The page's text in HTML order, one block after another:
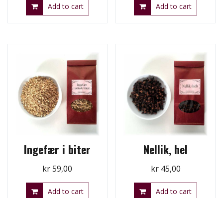
Add to cart Add to cart
Ingefær i biter
kr59,00
Add to cart
Nellik, hel
kr45,00
Add to cart